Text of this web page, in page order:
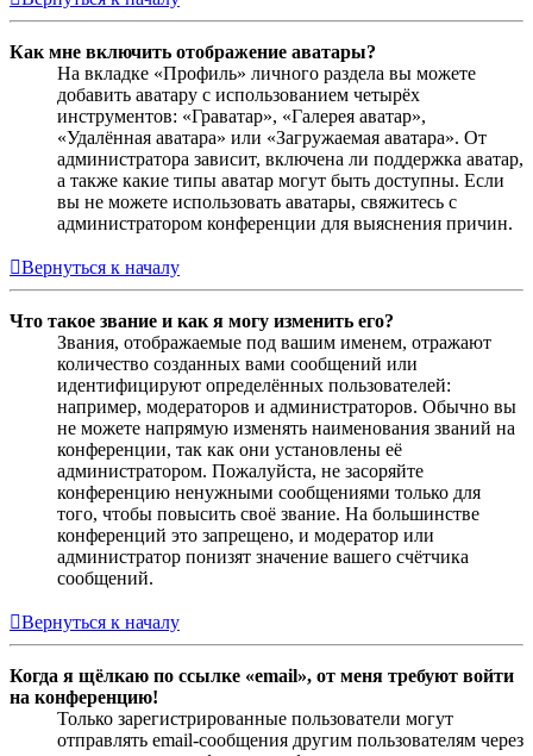
Как мне включить отображение аватары?
На вкладке «Профиль» личного раздела вы можете
добавить аватару с использованием четырёх
инструментов: «Граватар», «Галерея аватар»,
«Удалённая аватара» или «Загружаемая аватара». От
администратора зависит, включена ли поддержка аватар,
а также какие типы аватар могут быть доступны. Если
вы не можете использовать аватары, свяжитесь с
администратором конференции для выяснения причин.
Вернуться к началу
Что такое звание и как я могу изменить его?
Звания, отображаемые под вашим именем, отражают
количество созданных вами сообщений или
идентифицируют определённых пользователей:
например, модераторов и администраторов. Обычно вы
не можете напрямую изменять наименования званий на
конференции, так как они установлены её
администратором. Пожалуйста, не засоряйте
конференцию ненужными сообщениями только для
того, чтобы повысить своё звание. На большинстве
конференций это запрещено, и модератор или
администратор понизят значение вашего счётчика
сообщений.
Вернуться к началу
Когда я щёлкаю по ссылке «email», от меня требуют войти
на конференцию!
Только зарегистрированные пользователи могут
отправлять email-сообщения другим пользователям через